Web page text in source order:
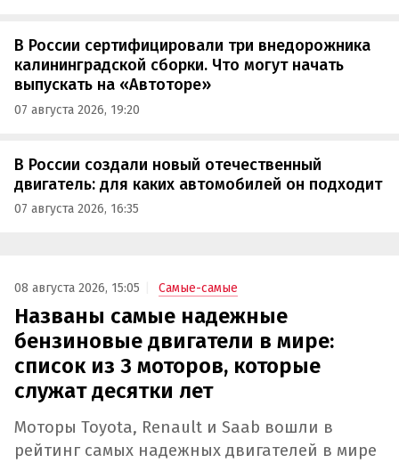
В России сертифицировали три внедорожника
калининградской сборки. Что могут начать
выпускать на «Автоторе»
07 августа 2026, 19:20
В России создали новый отечественный
двигатель: для каких автомобилей он подходит
07 августа 2026, 16:35
08 августа 2026, 15:05 Самые-самые
Названы самые надежные
бензиновые двигатели в мире:
список из 3 моторов, которые
служат десятки лет
Моторы Toyota, Renault и Saab вошли в
рейтинг самых надежных двигателей в мире